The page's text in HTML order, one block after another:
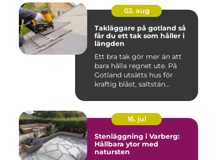
02. aug
Takläggare på gotland så
får du ett tak som håller i
längden
Ett bra tak gör mer än att
bara hålla regnet ute. På
Gotland utsätts hus för
kraftig blåst, saltstän...
16. jul
Stenläggning i Varberg:
Hållbara ytor med
natursten